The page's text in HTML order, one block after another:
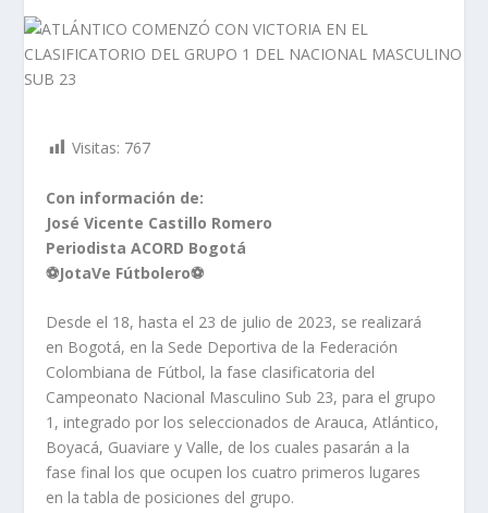
Visitas: 767
Con información de:
José Vicente Castillo Romero
Periodista ACORD Bogotá
⚽JotaVe Fútbolero⚽
Desde el 18, hasta el 23 de julio de 2023, se realizará
en Bogotá, en la Sede Deportiva de la Federación
Colombiana de Fútbol, la fase clasificatoria del
Campeonato Nacional Masculino Sub 23, para el grupo
1, integrado por los seleccionados de Arauca, Atlántico,
Boyacá, Guaviare y Valle, de los cuales pasarán a la
fase final los que ocupen los cuatro primeros lugares
en la tabla de posiciones del grupo.